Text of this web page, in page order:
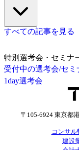
すべての記事を見る
特別選考会・セミナ
受付中の選考会/セミ
1day選考会
〒105-6924 東京都
コンサ
建設